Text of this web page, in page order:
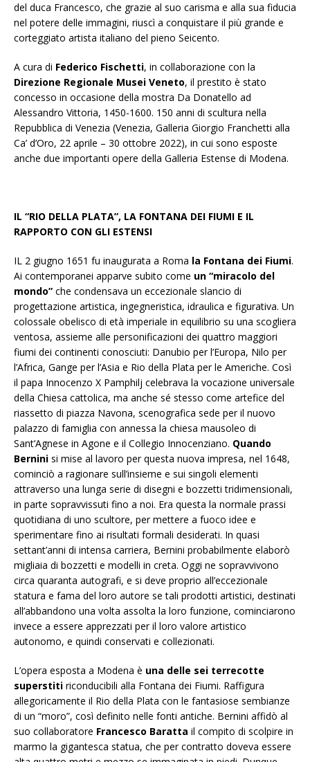
del duca Francesco, che grazie al suo carisma e alla sua fiducia
nel potere delle immagini, riuscì a conquistare il più grande e
corteggiato artista italiano del pieno Seicento.
A cura di Federico Fischetti, in collaborazione con la
Direzione Regionale Musei Veneto, il prestito è stato
concesso in occasione della mostra Da Donatello ad
Alessandro Vittoria, 1450-1600. 150 anni di scultura nella
Repubblica di Venezia (Venezia, Galleria Giorgio Franchetti alla
Ca’ d’Oro, 22 aprile – 30 ottobre 2022), in cui sono esposte
anche due importanti opere della Galleria Estense di Modena.
IL “RIO DELLA PLATA”, LA FONTANA DEI FIUMI E IL
RAPPORTO CON GLI ESTENSI
IL 2 giugno 1651 fu inaugurata a Roma la Fontana dei Fiumi.
Ai contemporanei apparve subito come un “miracolo del
mondo” che condensava un eccezionale slancio di
progettazione artistica, ingegneristica, idraulica e figurativa. Un
colossale obelisco di età imperiale in equilibrio su una scogliera
ventosa, assieme alle personificazioni dei quattro maggiori
fiumi dei continenti conosciuti: Danubio per l’Europa, Nilo per
l’Africa, Gange per l’Asia e Rio della Plata per le Americhe. Così
il papa Innocenzo X Pamphilj celebrava la vocazione universale
della Chiesa cattolica, ma anche sé stesso come artefice del
riassetto di piazza Navona, scenografica sede per il nuovo
palazzo di famiglia con annessa la chiesa mausoleo di
Sant’Agnese in Agone e il Collegio Innocenziano. Quando
Bernini si mise al lavoro per questa nuova impresa, nel 1648,
cominciò a ragionare sull’insieme e sui singoli elementi
attraverso una lunga serie di disegni e bozzetti tridimensionali,
in parte sopravvissuti fino a noi. Era questa la normale prassi
quotidiana di uno scultore, per mettere a fuoco idee e
sperimentare fino ai risultati formali desiderati. In quasi
settant’anni di intensa carriera, Bernini probabilmente elaborò
migliaia di bozzetti e modelli in creta. Oggi ne sopravvivono
circa quaranta autografi, e si deve proprio all’eccezionale
statura e fama del loro autore se tali prodotti artistici, destinati
all’abbandono una volta assolta la loro funzione, cominciarono
invece a essere apprezzati per il loro valore artistico
autonomo, e quindi conservati e collezionati.
L’opera esposta a Modena è una delle sei terrecotte
superstiti riconducibili alla Fontana dei Fiumi. Raffigura
allegoricamente il Rio della Plata con le fantasiose sembianze
di un “moro”, così definito nelle fonti antiche. Bernini affidò al
suo collaboratore Francesco Baratta il compito di scolpire in
marmo la gigantesca statua, che per contratto doveva essere